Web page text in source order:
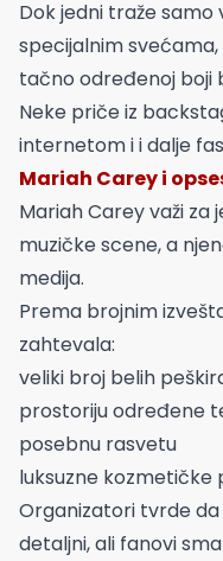
Dok jedni traže samo
specijalnim
tačno određenoj boji
Neke priče iz
internetom i i dalje
Mariah Carey i
Mariah Carey važi za
muzičke scene, a
medija.
Prema brojnim
zahtevala:
veliki broj belih
prostoriju određene
posebnu rasvetu
luksuzne kozmetičke
Organizatori tvrde da
detaljni, ali fanovi